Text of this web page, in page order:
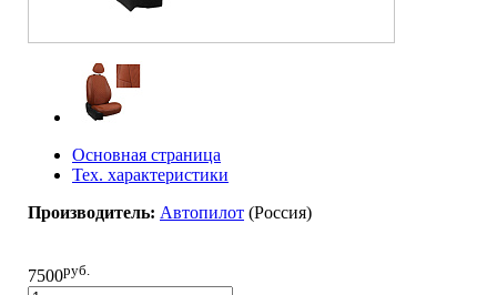
Основная страница
Тех. характеристики
Производитель: Автопилот (Россия)
7500руб.